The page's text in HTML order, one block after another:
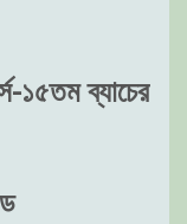
১৫তম ব্যাচের